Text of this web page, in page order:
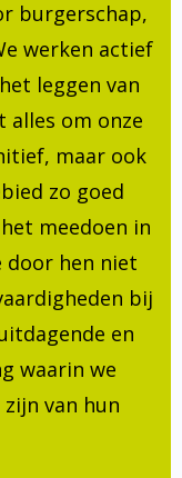
burgerschap,
werken actief
leggen van
alles om onze
maar ook
zo goed
meedoen in
door hen niet
bij
en
waarin we
van hun